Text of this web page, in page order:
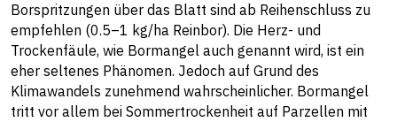
Borspritzungen über das Blatt sind ab Reihenschluss zu
empfehlen (0.5–1 kg/ha Reinbor). Die Herz- und
Trockenfäule, wie Bormangel auch genannt wird, ist ein
eher seltenes Phänomen. Jedoch auf Grund des
Klimawandels zunehmend wahrscheinlicher. Bormangel
tritt vor allem bei Sommertrockenheit auf Parzellen mit